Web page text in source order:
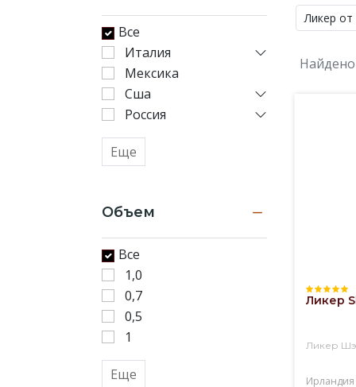
приготовлен
на
основе
крепкого
алкоголя
(коньяка,
бренди,
виски)
наполнителей,
вкус
аромат.
Это
могут
быть
орехи,
травы,
специи,
Все
Италия
Мексика
Сша
Россия
Еще
Объем
Все
1,0
0,7
0,5
1
Еще
Ликер
Ликер
Ликер
Ирландия